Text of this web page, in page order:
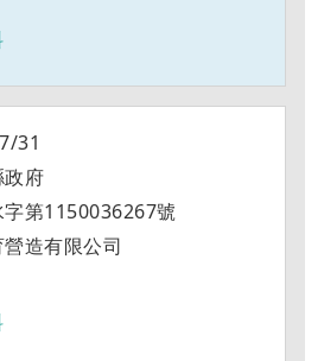
31
府
字第1150036267號
造有限公司